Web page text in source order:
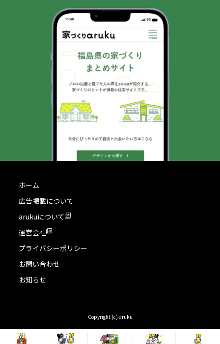
ホーム
広告掲載について
arukuについて
運営会社
プライバシーポリシー
お問い合わせ
お知らせ
Copyright (c) aruku